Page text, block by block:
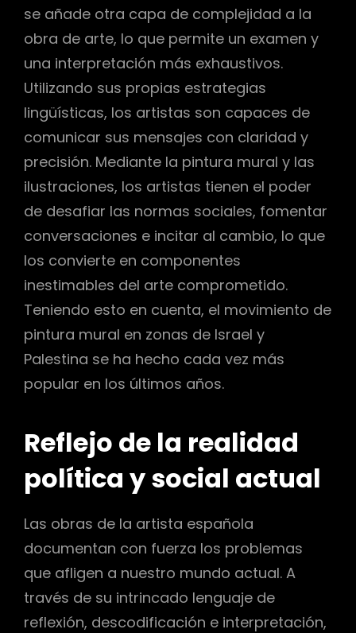
se añade otra capa de complejidad a la
obra de arte, lo que permite un examen y
una interpretación más exhaustivos.
Utilizando sus propias estrategias
lingüísticas, los artistas son capaces de
comunicar sus mensajes con claridad y
precisión. Mediante la pintura mural y las
ilustraciones, los artistas tienen el poder
de desafiar las normas sociales, fomentar
conversaciones e incitar al cambio, lo que
los convierte en componentes
inestimables del arte comprometido.
Teniendo esto en cuenta, el movimiento de
pintura mural en zonas de Israel y
Palestina se ha hecho cada vez más
popular en los últimos años.
Reflejo de la realidad
política y social actual
Las obras de la artista española
documentan con fuerza los problemas
que afligen a nuestro mundo actual. A
través de su intrincado lenguaje de
reflexión, descodificación e interpretación,